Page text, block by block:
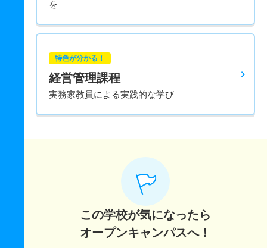
を
特色が分かる！
経営管理課程
実務家教員による実践的な学び
この学校が気になったら
オープンキャンパスへ！